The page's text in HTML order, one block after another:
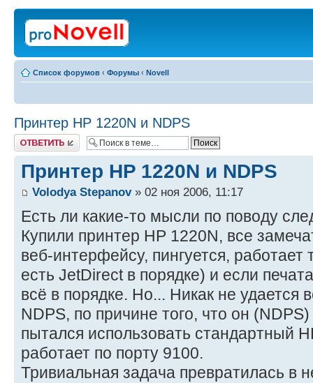
Список форумов ‹ Форумы ‹ Novell
Принтер HP 1220N и NDPS
Ответить
Принтер HP 1220N и NDPS
Volodya Stepanov» 02 ноя 2006, 11:17
Есть ли какие-то мысли по поводу
Купили принтер HP 1220N, все
веб-интерфейсу, пингуется, работает
есть JetDirect в порядке) и если
всё в порядке. Но... Никак не удается
NDPS, по причине того, что он
пытался использовать стандартный
работает по порту 9100.
Тривиальная задача превратилась в